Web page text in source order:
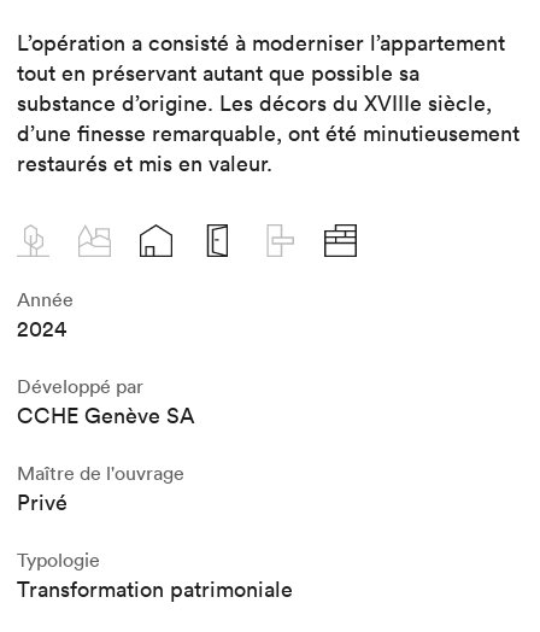
L’opération a consisté à moderniser l’appartement
tout en préservant autant que possible sa
substance d’origine. Les décors du XVIIIe siècle,
d’une finesse remarquable, ont été minutieusement
restaurés et mis en valeur.
Année
2024
Développé par
CCHE Genève SA
Maître de l'ouvrage
Privé
Typologie
Transformation patrimoniale